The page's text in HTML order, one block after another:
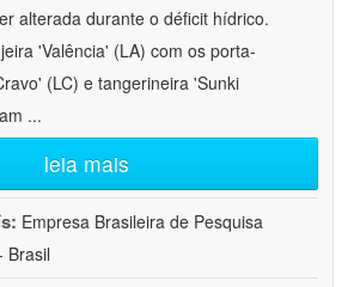
alterada durante o déficit hídrico.
'Valência' (LA) com os porta-
(LC) e tangerineira 'Sunki
...
leia mais
Empresa Brasileira de Pesquisa
Brasil